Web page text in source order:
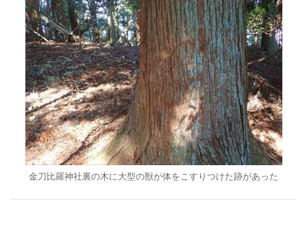
金刀比羅神社裏の木に大型の獣が体をこすりつけた跡があった